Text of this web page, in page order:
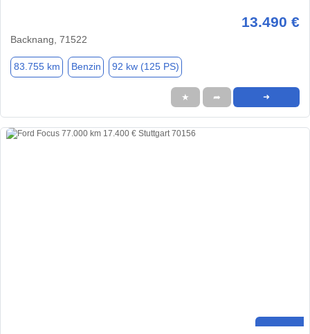
13.490 €
Backnang, 71522
83.755 km Benzin 92 kw (125 PS)
★ ➦ ➜